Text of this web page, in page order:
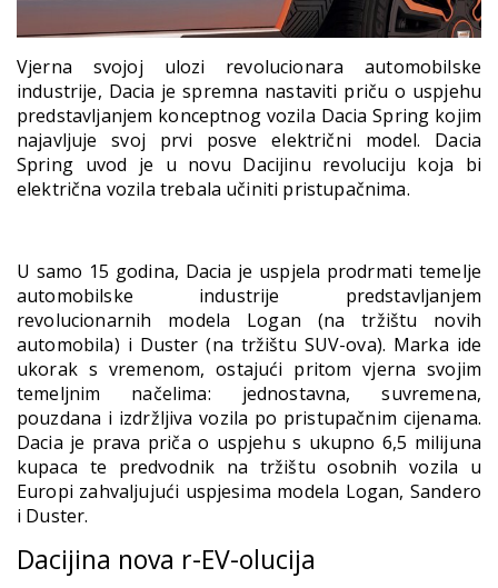
Vjerna svojoj ulozi revolucionara automobilske
industrije, Dacia je spremna nastaviti priču o uspjehu
predstavljanjem konceptnog vozila Dacia Spring kojim
najavljuje svoj prvi posve električni model. Dacia
Spring uvod je u novu Dacijinu revoluciju koja bi
električna vozila trebala učiniti pristupačnima.
U samo 15 godina, Dacia je uspjela prodrmati temelje
automobilske industrije predstavljanjem
revolucionarnih modela Logan (na tržištu novih
automobila) i Duster (na tržištu SUV-ova). Marka ide
ukorak s vremenom, ostajući pritom vjerna svojim
temeljnim načelima: jednostavna, suvremena,
pouzdana i izdržljiva vozila po pristupačnim cijenama.
Dacia je prava priča o uspjehu s ukupno 6,5 milijuna
kupaca te predvodnik na tržištu osobnih vozila u
Europi zahvaljujući uspjesima modela Logan, Sandero
i Duster.
Dacijina nova r-EV-olucija